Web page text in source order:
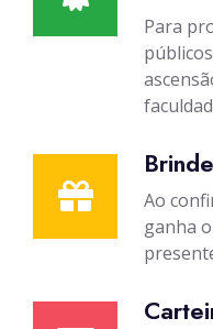
Para
Ao
ganha